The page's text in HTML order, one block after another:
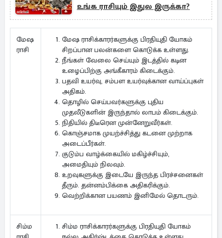
உங்க ராசியும் இதுல இருக்கா?
மேஷ
ராசி
மேஷ ராசிக்காரர்களுக்கு பிரதியுதி யோகம்
சிறப்பான பலன்களை கொடுக்க உள்ளது.
நீங்கள் வேலை செய்யும் இடத்தில் கடின
உழைப்பிற்கு அங்கீகாரம் கிடைக்கும்.
பதவி உயர்வு, சம்பள உயர்வுக்கான வாய்ப்புகள்
அதிகம்.
தொழில் செய்பவர்களுக்கு புதிய
முதலீடுகளின் இருந்தால் லாபம் கிடைக்கும்.
நிதியில் திடீரென முன்னேறுவீர்கள்.
கொஞ்சமாக முயற்ச்சித்து கடனை முற்றாக
அடைப்பீர்கள்.
குடும்ப வாழ்க்கையில் மகிழ்ச்சியும்,
அமைதியும் நிலவும்.
உறவுகளுக்கு இடையே இருந்த பிரச்சனைகள்
தீரும். தன்னம்பிக்கை அதிகரிக்கும்.
வெற்றிக்கான பயணம் இனிமேல் தொடரும்.
சிம்ம
சிம்ம ராசிக்காரர்களுக்கு பிரதியுதி யோகம்